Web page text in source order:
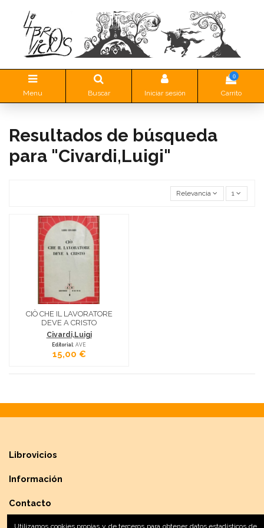
Menu Buscar Iniciar sesión
0
Carrito
Resultados de búsqueda
para "Civardi,Luigi"
Relevancia 1
CIÒ CHE IL LAVORATORE
DEVE A CRISTO
Civardi,Luigi
Editorial: AVE
15,00 €
Librovicios
Información
Contacto